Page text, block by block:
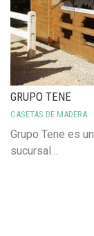
GRUPO TENE
CASETAS DE MADERA
Grupo Tene es
sucursal…